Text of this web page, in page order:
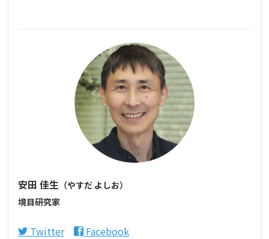
安田 佳生 （やすだ よしお）
境目研究家
Twitter Facebook